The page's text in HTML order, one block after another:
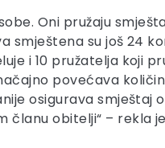
Oni pružaju
smještena su još 24
i 10 pružatelja koji
povećava
osigurava smještaj
članu obitelji“ – rekla